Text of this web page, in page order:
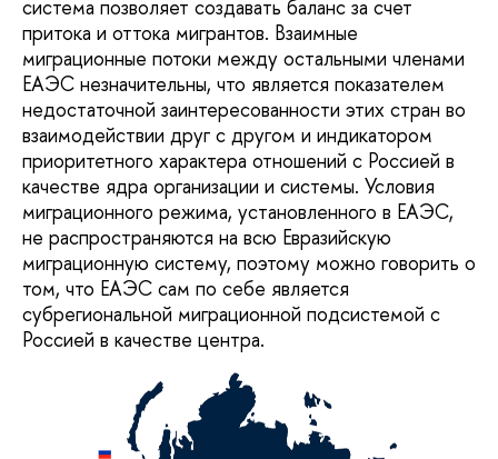
система позволяет создавать баланс за счет
притока и оттока мигрантов. Взаимные
миграционные потоки между остальными членами
ЕАЭС незначительны, что является показателем
недостаточной заинтересованности этих стран во
взаимодействии друг с другом и индикатором
приоритетного характера отношений с Россией в
качестве ядра организации и системы. Условия
миграционного режима, установленного в ЕАЭС,
не распространяются на всю Евразийскую
миграционную систему, поэтому можно говорить о
том, что ЕАЭС сам по себе является
субрегиональной миграционной подсистемой с
Россией в качестве центра.